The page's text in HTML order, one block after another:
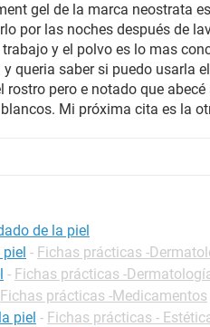
gel de la marca neostrata
por las noches después de
y el polvo es lo mas
queria saber si puedo usarla
rostro pero e notado que
Mi próxima cita es la
de la piel
piel - Fichas prácticas -
- Fichas prácticas -
Fichas prácticas -Medicamentos
piel - Fichas prácticas -